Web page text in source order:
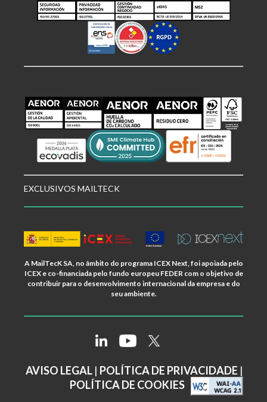
EXCLUSIVOS MAILTECK
A MailTecK SA, no âmbito do programa ICEX Next, foi apoiada pelo
ICEX e co-financiada pelo fundo europeu FEDER com o objetivo de
contribuir para o desenvolvimento internacional da empresa e do
seu ambiente.
AVISO LEGAL | POLÍTICA DE PRIVACIDADE |
POLÍTICA DE COOKIES